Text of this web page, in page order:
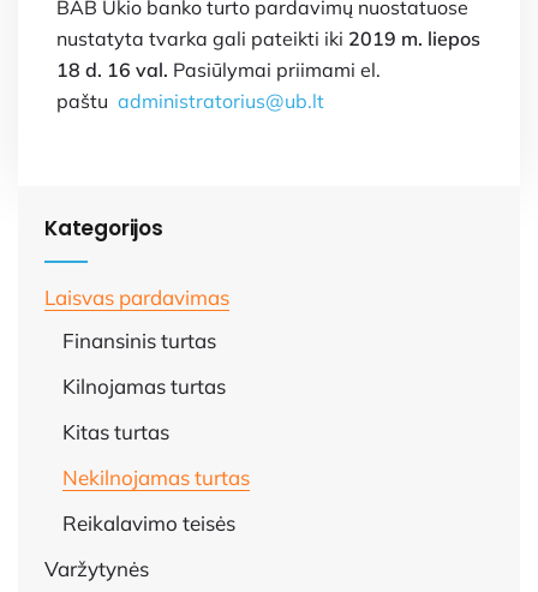
BAB Ūkio banko turto pardavimų nuostatuose
nustatyta tvarka gali pateikti iki 2019 m. liepos
18 d. 16 val. Pasiūlymai priimami el.
paštu administratorius@ub.lt
Kategorijos
Laisvas pardavimas
Finansinis turtas
Kilnojamas turtas
Kitas turtas
Nekilnojamas turtas
Reikalavimo teisės
Varžytynės